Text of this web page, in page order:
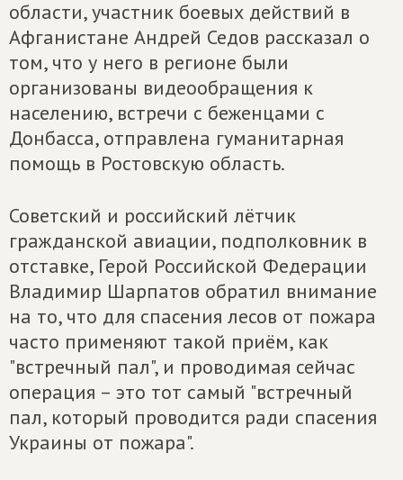
области, участник боевых действий в
Афганистане Андрей Седов рассказал о
том, что у него в регионе были
организованы видеообращения к
населению, встречи с беженцами с
Донбасса, отправлена гуманитарная
помощь в Ростовскую область.
Советский и российский лётчик
гражданской авиации, подполковник в
отставке, Герой Российской Федерации
Владимир Шарпатов обратил внимание
на то, что для спасения лесов от пожара
часто применяют такой приём, как
"встречный пал", и проводимая сейчас
операция – это тот самый "встречный
пал, который проводится ради спасения
Украины от пожара".